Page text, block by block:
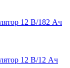
12 В/182 Ач
12 В/12 Ач